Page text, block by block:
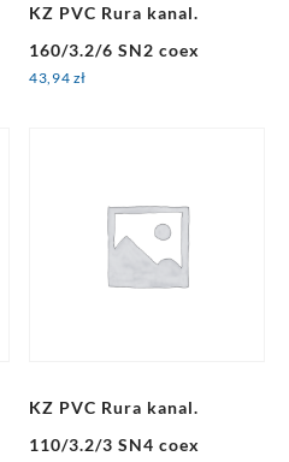
KZ PVC Rura kanal.
160/3.2/6 SN2 coex
43,94 zł
KZ PVC Rura kanal.
110/3.2/3 SN4 coex